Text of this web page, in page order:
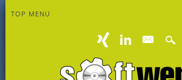
TOP MENU